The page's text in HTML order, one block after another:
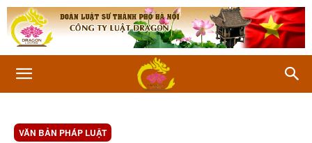
VĂN BẢN PHÁP LUẬT